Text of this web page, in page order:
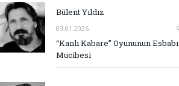
Bülent Yıldız
03.01.2026
“Kanlı Kabare” Oyununun Esbabı
Mucibesi